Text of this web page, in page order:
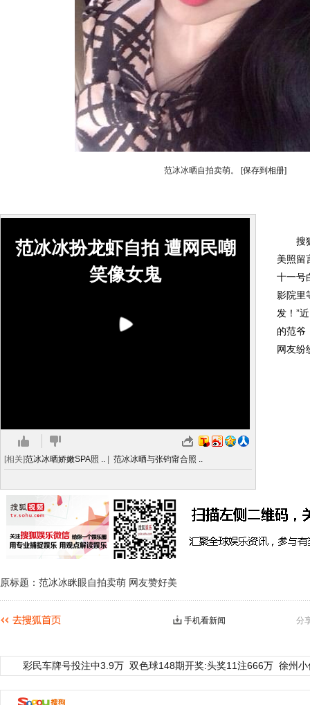
范冰冰晒自拍卖萌。 [保存到相册]
范冰冰扮龙虾自拍 遭网民嘲
笑像女鬼
[相关]范冰冰晒娇嫩SPA照 .. 范冰冰晒与张钧甯合照 ..
搜狐
美照留
十一号
影院里
发！”
的范爷
网友纷
原标题：范冰冰眯眼自拍卖萌 网友赞好美
分
手机看新闻
彩民车牌号投注中3.9万 双色球148期开奖:头奖11注666万 徐州